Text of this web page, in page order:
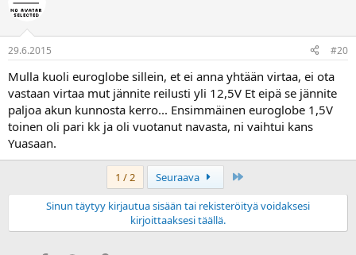
29.6.2015 #20
Mulla kuoli euroglobe sillein, et ei anna yhtään virtaa, ei ota
vastaan virtaa mut jännite reilusti yli 12,5V Et eipä se jännite
paljoa akun kunnosta kerro... Ensimmäinen euroglobe 1,5V
toinen oli pari kk ja oli vuotanut navasta, ni vaihtui kans
Yuasaan.
1 / 2 Seuraava
Sinun täytyy kirjautua sisään tai rekisteröityä voidaksesi
kirjoittaaksesi täällä.